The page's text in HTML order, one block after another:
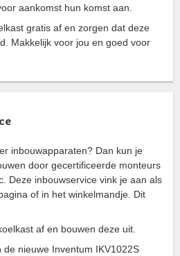
aankomst hun komst aan.
gratis af en zorgen dat deze
Makkelijk voor jou en goed voor
inbouwapparaten? Dan kun je
door gecertificeerde monteurs
Deze inbouwservice vink je aan als
of in het winkelmandje. Dit
af en bouwen deze uit.
nieuwe Inventum IKV1022S